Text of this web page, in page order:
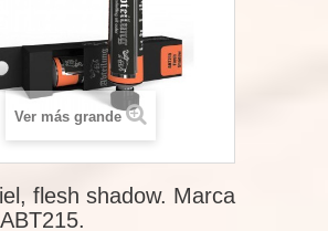
Ver más grande
flesh shadow. Marca